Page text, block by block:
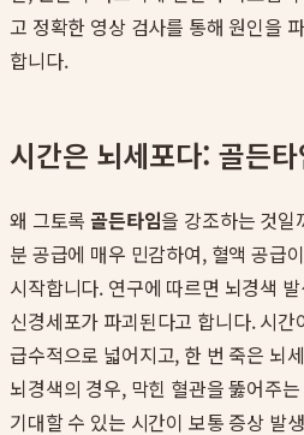
고 정확한 영상 검사를 통해 원인을
합니다.
시간은 뇌세포다: 골든
왜 그토록 골든타임을 강조하는 것일
분 공급에 매우 민감하여, 혈액 공급
시작합니다. 연구에 따르면 뇌경색
신경세포가 파괴된다고 합니다. 시
급수적으로 넓어지고, 한 번 죽은 뇌
뇌경색의 경우, 막힌 혈관을 뚫어주
기대할 수 있는 시간이 보통 증상 발